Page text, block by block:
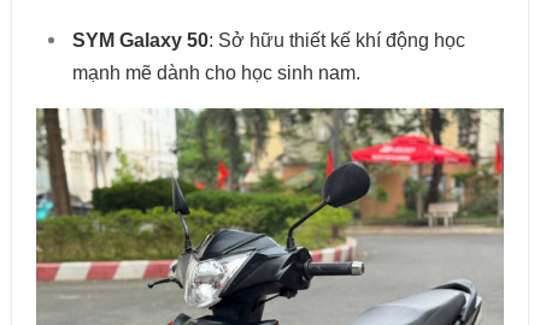
SYM Galaxy 50: Sở hữu thiết kế khí động học
mạnh mẽ dành cho học sinh nam.